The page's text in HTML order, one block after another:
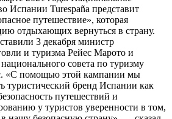
Испании Turespaña представит
путешествие», которая
отдыхающих вернуться в страну.
3 декабря министр
и туризма Рейес Марото и
совета по туризму
«С помощью этой кампании мы
туристический бренд Испании как
путешествий и
у туристов уверенности в том,